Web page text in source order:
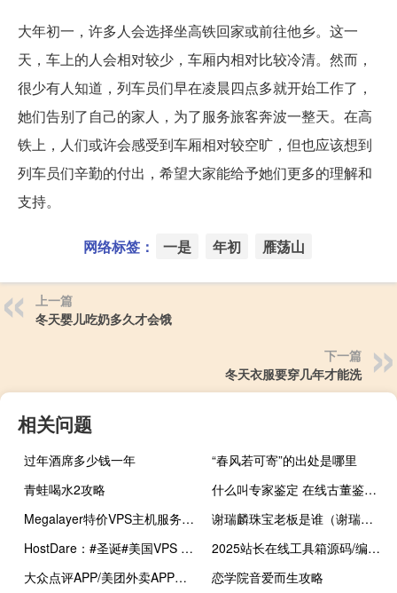
大年初一，许多人会选择坐高铁回家或前往他乡。这一
天，车上的人会相对较少，车厢内相对比较冷清。然而，
很少有人知道，列车员们早在凌晨四点多就开始工作了，
她们告别了自己的家人，为了服务旅客奔波一整天。在高
铁上，人们或许会感受到车厢相对较空旷，但也应该想到
列车员们辛勤的付出，希望大家能给予她们更多的理解和
支持。
网络标签： 一是 年初 雁荡山
上一篇
冬天婴儿吃奶多久才会饿
下一篇
冬天衣服要穿几年才能洗
相关问题
过年酒席多少钱一年
“春风若可寄”的出处是哪里
青蛙喝水2攻略
什么叫专家鉴定 在线古董鉴定专家咨询
Megalayer特价VPS主机服务器方案汇总 香港VPS主机低至199元/年
谢瑞麟珠宝老板是谁（谢瑞麟-谢瑞麟珠宝国际有限公司创始人介绍）
HostDare：#圣诞#美国VPS 4折优惠，1核/768M内存/10G NVMe/200Mbps@500G月流量，年付$10.4
2025站长在线工具箱源码/编程助手源码/WEB工具箱
大众点评APP/美团外卖APP强制使用津贴（免配送费已和谐）教程
恋学院音爱而生攻略